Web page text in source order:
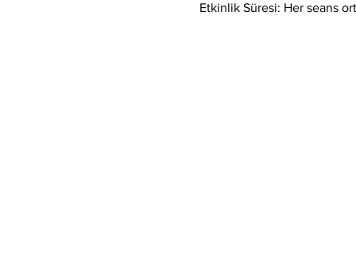
Etkinlik Süresi: Her seans